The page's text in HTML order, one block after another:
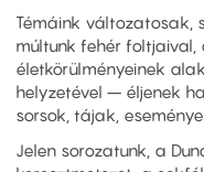
Témáink változatosak,
múltunk fehér foltjaival,
életkörülményeinek
helyzetével – éljenek
sorsok, tájak,
Jelen sorozatunk, a